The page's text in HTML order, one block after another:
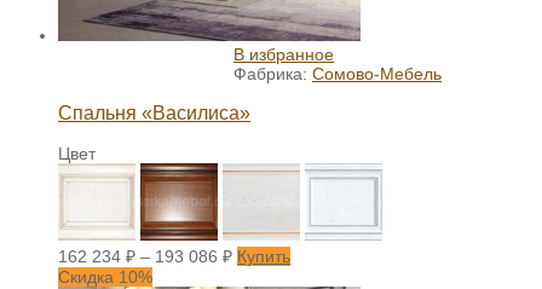
В избранное
Фабрика: Сомово-Мебель
Спальня «Василиса»
Цвет
162 234 ₽ – 193 086 ₽ Купить
Скидка 10%